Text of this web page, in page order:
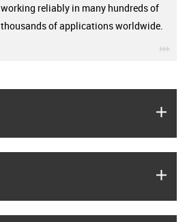
working reliably in many hundreds of
thousands of applications worldwide.